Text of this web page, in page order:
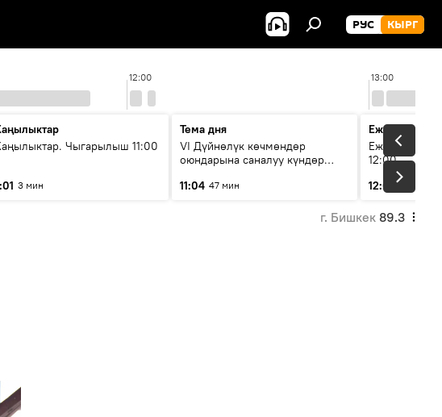
РУС КЫРГ
12:00 13:00
Чыгарылыш 11:00
3 мин
Тема дня
VI Дүйнөлүк көчмөндөр
оюндарына саналуу күндөр
этапка жетти?
11:04 47 мин
Ежедневные
Ежедневные
12:00
12:01
3 мин
г. Бишкек 89.3